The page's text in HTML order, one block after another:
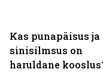
Kas punapäisus ja
sinisilmsus on
haruldane